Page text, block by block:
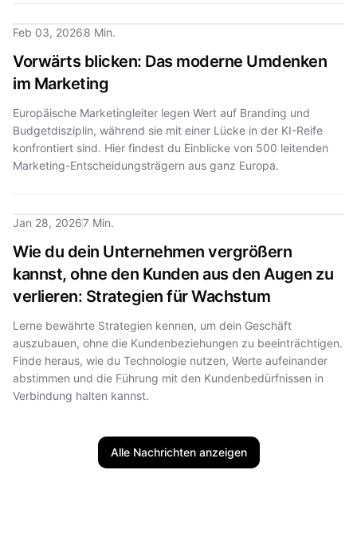
Feb 03, 20268 Min.
Vorwärts blicken: Das moderne Umdenken
im Marketing
Europäische Marketingleiter legen Wert auf Branding und
Budgetdisziplin, während sie mit einer Lücke in der KI-Reife
konfrontiert sind. Hier findest du Einblicke von 500 leitenden
Marketing-Entscheidungsträgern aus ganz Europa.
Jan 28, 20267 Min.
Wie du dein Unternehmen vergrößern
kannst, ohne den Kunden aus den Augen zu
verlieren: Strategien für Wachstum
Lerne bewährte Strategien kennen, um dein Geschäft
auszubauen, ohne die Kundenbeziehungen zu beeinträchtigen.
Finde heraus, wie du Technologie nutzen, Werte aufeinander
abstimmen und die Führung mit den Kundenbedürfnissen in
Verbindung halten kannst.
Alle Nachrichten anzeigen